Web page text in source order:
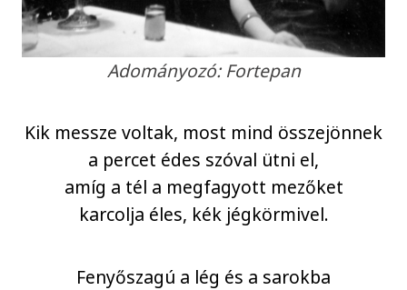
Adományozó: Fortepan
Kik messze voltak, most mind összejönnek
a percet édes szóval ütni el,
amíg a tél a megfagyott mezőket
karcolja éles, kék jégkörmivel.
Fenyőszagú a lég és a sarokba